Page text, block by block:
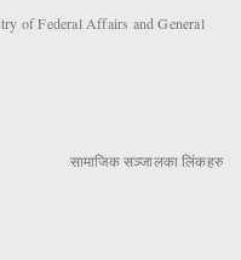
of Federal Affairs and General
सामाजिक सञ्जालका लिंकहरु